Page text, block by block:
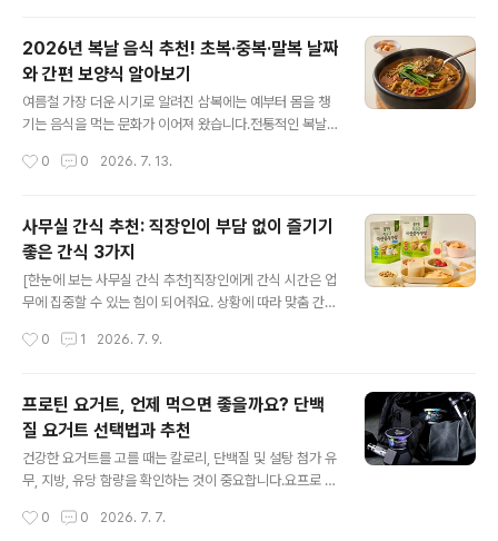
유는 무엇일까요?여행을 준비할 때 가장 고민되는 것 중 하
나는 ‘무엇을 먹을지’ 에요.특히 바비큐 파티가 예정되어 있
다면, 같이 먹을 메뉴를 정하고, 식재료를 준비하고, 남은
음식을 처리하는 과정에 생각보다 많은 시간이 필요해요.
이 될 거에요.어떤 음식을 준비해야 할까? 재료를 얼마나
2026년 복날 음식 추천! 초복·중복·말복 날짜
와 간편 보양식 알아보기
여름철 가장 더운 시기로 알려진 삼복에는 예부터 몸을 챙
기는 음식을 먹는 문화가 이어져 왔습니다.전통적인 복날
한 메뉴를 선택할 수 있습니다.바쁜 일상에서는 조리 부담
년 삼복 날짜를 미리 확인하고, 소중한 사람들과의 식사 계
획을 세워보세요.[2026년 삼복 날짜]구분 날짜 의미 초복
2026년 7월 15일 (수) 삼복의 시작 중복 2026년 7월 2
5일 (토) 더위가 이어지는 시기 말복 2026년 8월 14일
'삼복'이라고도 불리며, 일 년 중 가장 더운 기간을 의미..
0 0 2026. 7. 13.
사무실 간식 추천: 직장인이 부담 없이 즐기기
좋은 간식 3가지
[한눈에 보는 사무실 간식 추천]직장인에게 간식 시간은 업
무에 집중할 수 있는 힘이 되어줘요. 상황에 따라 맞춤 간식
급 국산콩 두부칩 (오리지널, 감자)업무 중 간편하게 과일
맛으로 기분 전환하고 싶을 때 → 풀스키친 에너젤 회사에
서 간식을 찾는 이유는 무엇일까요?직장인에게 간식은 허
기를 달래는 것뿐 아니라 그 이상의 의미를 가져요.바쁜 업
무 속에서 짧은 휴식 시간을 주고,동료와 자연스럽게 소통
할 수 있는 매개체가 돼요.잠시 쉬어가는 휴식 시간: 업무
에 작은 즐거움을 더하는 역할을 해요.점심과 저녁 사이 허
0 1 2026. 7. 9.
프로틴 요거트, 언제 먹으면 좋을까요? 단백
질 요거트 선택법과 추천
건강한 요거트를 고를 때는 칼로리, 단백질 및 설탕 첨가 유
무, 지방, 유당 함량을 확인하는 것이 중요합니다.요프로 프
질이 함유되어 있어요.프로틴 요거트에 다른 재료를 추가
0 0 2026. 7. 7.